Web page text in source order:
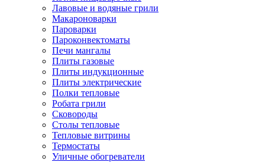
Лавовые и водяные грили
Макароноварки
Пароварки
Пароконвектоматы
Печи мангалы
Плиты газовые
Плиты индукционные
Плиты электрические
Полки тепловые
Робата грили
Сковороды
Столы тепловые
Тепловые витрины
Термостаты
Уличные обогреватели